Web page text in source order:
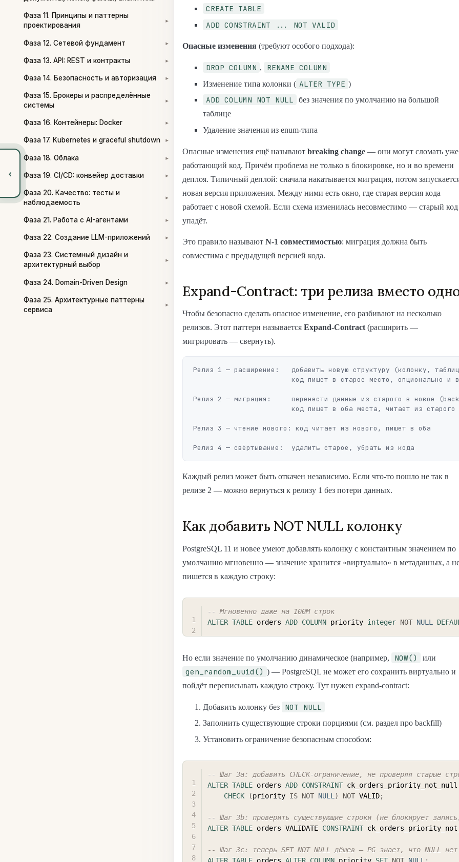
Фаза 11. Принципы и паттерны
проектирования
▾
Фаза 12. Сетевой фундамент ▾
Фаза 13. API: REST и контракты ▾
Фаза 14. Безопасность и авторизация ▾
Фаза 15. Брокеры и распределённые
системы
▾
Фаза 16. Контейнеры: Docker ▾
Фаза 17. Kubernetes и graceful shutdown ▾
Фаза 18. Облака ▾
Фаза 19. CI/CD: конвейер доставки ▾
Фаза 20. Качество: тесты и
наблюдаемость
▾
Фаза 21. Работа с AI-агентами ▾
Фаза 22. Создание LLM-приложений ▾
Фаза 23. Системный дизайн и
архитектурный выбор
▾
Фаза 24. Domain-Driven Design ▾
Фаза 25. Архитектурные паттерны
сервиса
▾
‹
CREATE TABLE
ADD CONSTRAINT ... NOT VALID
Опасные изменения (требуют особого подхода):
DROP COLUMN , RENAME COLUMN
Изменение типа колонки ( ALTER TYPE )
ADD COLUMN NOT NULL
без значения по умолчанию на большой
таблице
Удаление значения из enum-типа
Опасные изменения ещё называют breaking change — они могут сломать уже
работающий код. Причём проблема не только в блокировке, но и во времени
деплоя. Типичный деплой: сначала накатывается миграция, потом
новая версия приложения. Между ними есть окно, где старая версия кода
работает с новой схемой. Если схема изменилась несовместимо — старый код
упадёт.
Это правило называют N-1 совместимостью: миграция должна быть
совместима с предыдущей версией кода.
Expand-Contract: три релиза вместо
Чтобы безопасно сделать опасное изменение, его разбивают на несколько
релизов. Этот паттерн называется Expand-Contract(расширить —
мигрировать — свернуть).
Релиз 1 — расширение:   добавить новую структуру (колонку,
Релиз 2 — миграция:     перенести данные из старого в новое
Релиз 3 — чтение нового: код читает из нового, пишет в оба
Каждый релиз может быть откачен независимо. Если что-то пошло не так в
релизе 2 — можно вернуться к релизу 1 без потери данных.
Как добавить NOT NULL колонку
PostgreSQL 11 и новее умеют добавлять колонку с константным значением по
умолчанию мгновенно — значение хранится «виртуально» в метаданных, а
пишется в каждую строку:
-- Мгновенно даже на 100M строк
ALTER TABLE orders ADD COLUMN priority integer NOT NULL
Но если значение по умолчанию динамическое (например, NOW() или
gen_random_uuid() ) — PostgreSQL не может его сохранить виртуально и
пойдёт переписывать каждую строку. Тут нужен expand-contract:
Добавить колонку без NOT NULL
Заполнить существующие строки порциями (см. раздел про backfill)
Установить ограничение безопасным способом:
-- Шаг 3a: добавить CHECK-ограничение, не проверяя старые
ALTER TABLE orders ADD CONSTRAINT ck_orders_priority_not_null
CHECK
(priority IS NOT NULL) NOT VALID;
-- Шаг 3b: проверить существующие строки (не блокирует
ALTER TABLE orders VALIDATE CONSTRAINT
-- Шаг 3c: теперь SET NOT NULL дёшев — PG знает, что NULL нет